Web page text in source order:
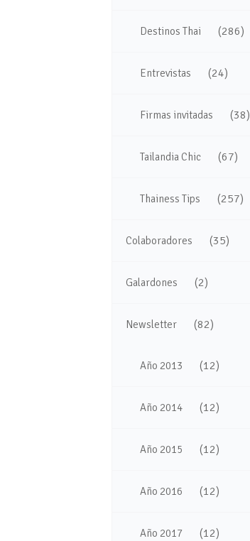
Destinos Thai (286)
Entrevistas (24)
Firmas invitadas (38)
Tailandia Chic (67)
Thainess Tips (257)
Colaboradores (35)
Galardones (2)
Newsletter (82)
Año 2013 (12)
Año 2014 (12)
Año 2015 (12)
Año 2016 (12)
Año 2017 (12)